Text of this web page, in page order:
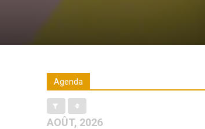
Agenda
AOÛT, 2026